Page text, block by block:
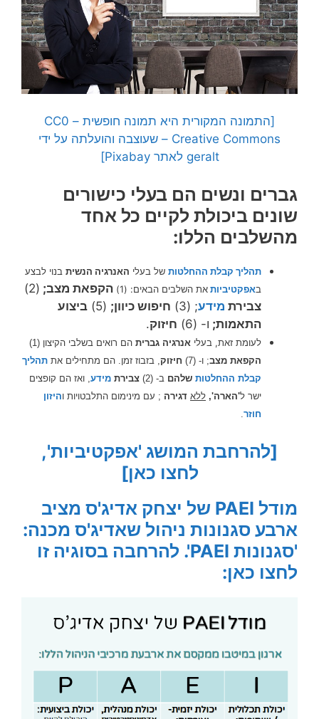
[התמונה המקורית היא תמונה חופשית – CC0
Creative Commons – שעוצבה והועלתה על ידי
geralt לאתר Pixabay]
גברים ונשים הם בעלי כישורים
שונים ביכולת לקיים כל אחד
מהשלבים הללו:
תהליך קבלת ההחלטות של בעלי האנרגיה הנשית בנוי לבצע
באפקטיביותאת השלבים הבאים: (1) הקפאת מצב; (2)
צבירת מידע; (3) חיפוש כיוון; (5)
ביצוע
התאמות; ו- (6) חיזוק.
לעומת זאת, בעלי אנרגיה גברית הם רואים בשלבי הקיצון (1)
הקפאת מצב; ו- (7) חיזוק, בזבוז זמן. הם מתחילים את תהליך
קבלת ההחלטות שלהם ב- (2) צבירת מידע, ואז הם קופצים
ישר ל'הארה', ללא דגירה ; עם מינימום התלבטויות והיזון
חוזר.
[להרחבת המושג 'אפקטיביות',
לחצו כאן]
מודל PAEI של יצחק אדיג'ס מציב
ארבע סגנונות ניהול שאדיג'ס מכנה:
'סגנונות PAEI'. להרחבה בסוגיה זו
לחצו כאן: